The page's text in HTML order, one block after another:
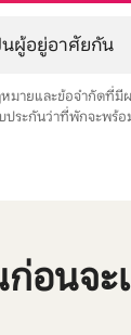
นผู้อยู่อาศัยกัน
มายและข้อจำกัดที่มี
ประกันว่าที่พักจะพร้อ
อนจะ